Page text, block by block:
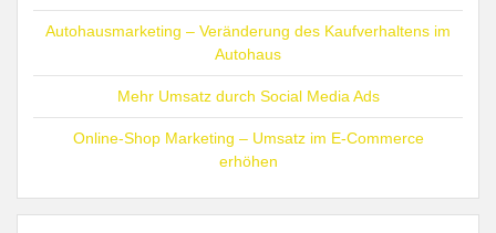
Autohausmarketing – Veränderung des Kaufverhaltens im
Autohaus
Mehr Umsatz durch Social Media Ads
Online-Shop Marketing – Umsatz im E-Commerce
erhöhen